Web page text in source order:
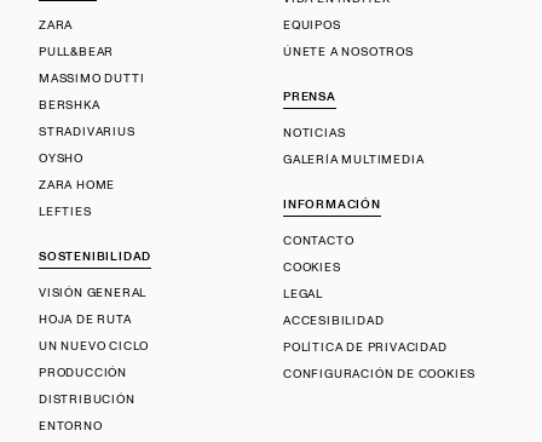
ZARA
PULL&BEAR
MASSIMO DUTTI
BERSHKA
STRADIVARIUS
OYSHO
ZARA HOME
LEFTIES
SOSTENIBILIDAD
VISIÓN GENERAL
HOJA DE RUTA
UN NUEVO CICLO
PRODUCCIÓN
DISTRIBUCIÓN
ENTORNO
EQUIPOS
ÚNETE A NOSOTROS
PRENSA
NOTICIAS
GALERÍA MULTIMEDIA
INFORMACIÓN
CONTACTO
COOKIES
LEGAL
ACCESIBILIDAD
POLÍTICA DE PRIVACIDAD
CONFIGURACIÓN DE COOKIES